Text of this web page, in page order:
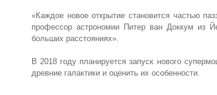
«Каждое новое открытие становится частью
профессор астрономии Питер ван Доккум из
больших расстояниях».
В 2018 году планируется запуск нового
древние галактики и оценить их особенности.